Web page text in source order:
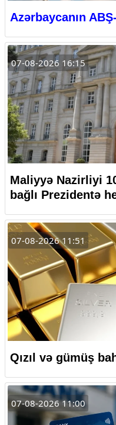
Azərbaycanın
07-08-2026 16:15
Maliyyə Nazirliyi
bağlı Prezidentə
07-08-2026 11:51
Qızıl və gümüş
07-08-2026 11:00